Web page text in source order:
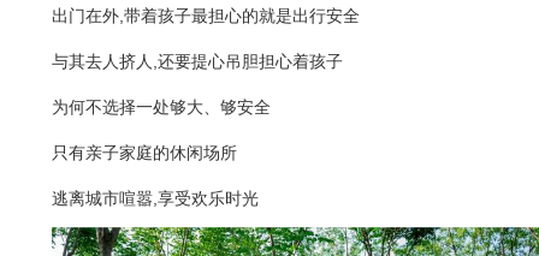
出门在外,带着孩子最担心的就是出行安全
与其去人挤人,还要提心吊胆担心着孩子
为何不选择一处够大、够安全
只有亲子家庭的休闲场所
逃离城市喧嚣,享受欢乐时光